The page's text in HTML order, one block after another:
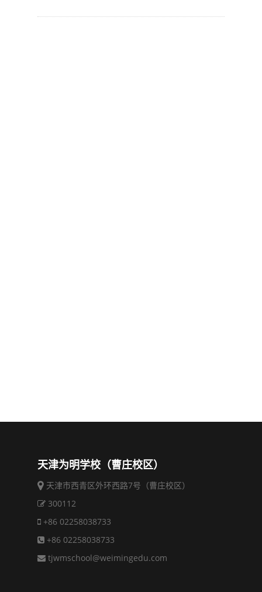
天津为明学校（曹庄校区）
天津市西青区外环西路7号（曹庄校区）
300112
+86 02258038733
+86 02258038733
tjwmschool@weimingedu.com